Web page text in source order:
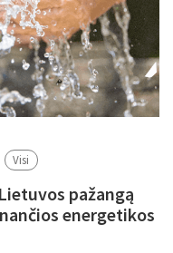
Visi
pažangą
energetikos